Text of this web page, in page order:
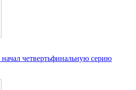
четвертьфинальную серию